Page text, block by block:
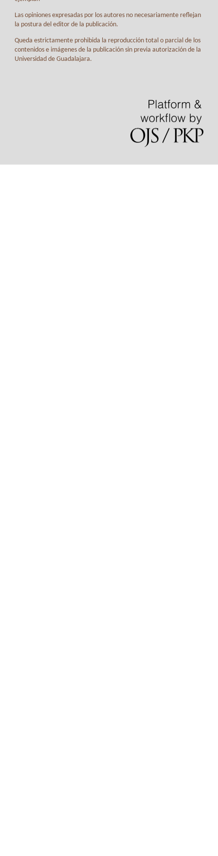
Las opiniones expresadas por los autores no necesariamente reflejan
la postura del editor de la publicación.
Queda estrictamente prohibida la reproducción total o parcial de los
contenidos e imágenes de la publicación sin previa autorización de la
Universidad de Guadalajara.